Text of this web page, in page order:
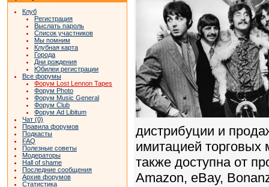
Клуб
Регистрация
Выслать пароль
Список участников
Мы помним
Клубная карта
Города
Дни рождения
Юбилеи регистрации
Все форумы
Форум Lost Lennon Tapes
Форум Photo
Форум Music General
Форум Club
Форум Ad Libitum
Чат (0)
Правила форумов
Подкасты
FAQ
Полезные советы
Модераторы
Hall of shame
Последние сообщения
Архив форумов
Статистика
дистрибуции и
имитацией торговых
также доступна от
Amazon, eBay,